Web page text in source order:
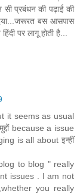
सी प्रबंधन की पढ़ाई की
बस आसपास
पर लागू होती है...
it seems as usual
because a issue
is all about इन्हीं
to blog " really
issues . I am not
you really